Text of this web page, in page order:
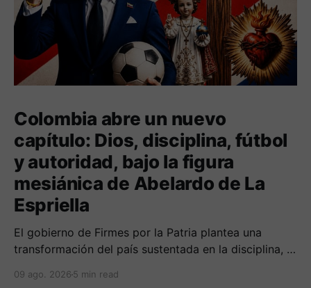
Colombia abre un nuevo
capítulo: Dios, disciplina, fútbol
y autoridad, bajo la figura
mesiánica de Abelardo de La
Espriella
El gobierno de Firmes por la Patria plantea una
transformación del país sustentada en la disciplina, el
una mayor presencia de los uniformados en el
09 ago. 2026 5 min read